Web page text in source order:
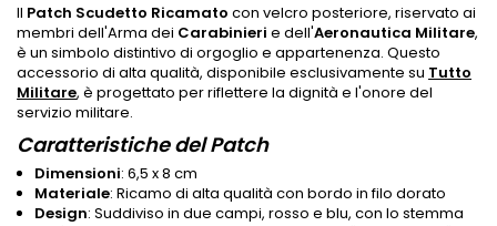
Il Patch Scudetto Ricamato con velcro posteriore, riservato ai
membri dell'Arma dei Carabinieri e dell'Aeronautica Militare,
è un simbolo distintivo di orgoglio e appartenenza. Questo
accessorio di alta qualità, disponibile esclusivamente su Tutto
Militare, è progettato per riflettere la dignità e l'onore del
servizio militare.
Caratteristiche del Patch
Dimensioni: 6,5 x 8 cm
Materiale: Ricamo di alta qualità con bordo in filo dorato
Design: Suddiviso in due campi, rosso e blu, con lo stemma